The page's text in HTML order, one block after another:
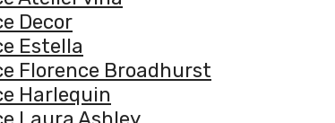
Decor
Estella
Florence Broadhurst
Harlequin